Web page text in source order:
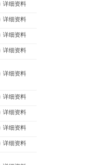
详细资料
详细资料
详细资料
详细资料
详细资料
详细资料
详细资料
详细资料
详细资料